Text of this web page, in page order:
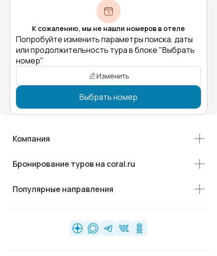
К сожалению, мы не нашли номеров в отеле
Попробуйте изменить параметры поиска, даты
или продолжительность тура в блоке "Выбрать
номер"
Изменить
Выбрать номер
Компания
Бронирование туров на coral.ru
Популярные направления